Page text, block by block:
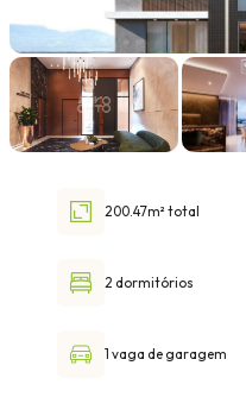
Faixa de valor
200.47m² total
2 dormitórios
1 vaga de garagem